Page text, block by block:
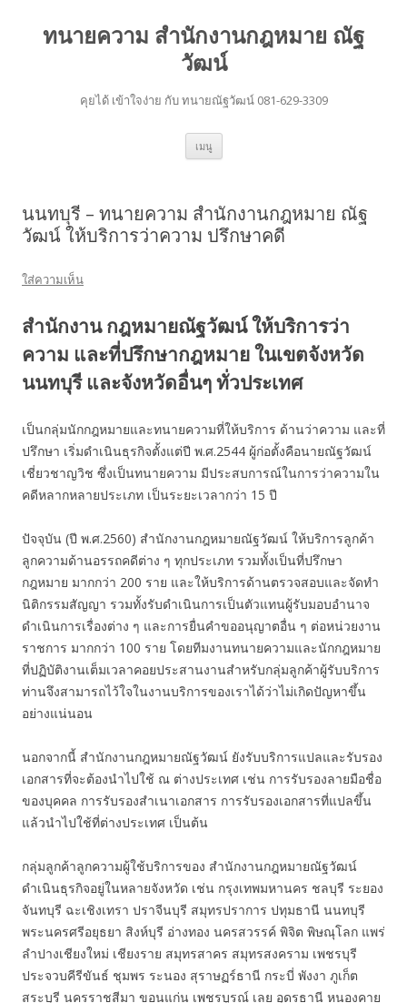
ทนายความ สำนักงานกฎหมาย ณัฐ
วัฒน์
คุยได้ เข้าใจง่าย กับ ทนายณัฐวัฒน์ 081-629-3309
เมนู ข้าม
ยัง
นนทบุรี – ทนายความ สำนักงานกฎหมาย ณัฐ
วัฒน์ ให้บริการว่าความ ปรึกษาคดี
ใส่ความเห็น
สำนักงาน กฎหมายณัฐวัฒน์ ให้บริการว่า
ความ และที่ปรึกษากฎหมาย ในเขตจังหวัด
นนทบุรี และจังหวัดอื่นๆ ทั่วประเทศ
เป็นกลุ่มนักกฎหมายและทนายความที่ให้บริการ ด้านว่าความ และที่
ปรึกษา เริ่มดำเนินธุรกิจตั้งแต่ปี พ.ศ.2544 ผู้ก่อตั้งคือนายณัฐวัฒน์
เชี่ยวชาญวิช ซึ่งเป็นทนายความ มีประสบการณ์ในการว่าความใน
คดีหลากหลายประเภท เป็นระยะเวลากว่า 15 ปี
ปัจจุบัน (ปี พ.ศ.2560) สำนักงานกฎหมายณัฐวัฒน์ ให้บริการลูกค้า
ลูกความด้านอรรถคดีต่าง ๆ ทุกประเภท รวมทั้งเป็นที่ปรึกษา
กฎหมาย มากกว่า 200 ราย และให้บริการด้านตรวจสอบและจัดทำ
นิติกรรมสัญญา รวมทั้งรับดำเนินการเป็นตัวแทนผู้รับมอบอำนาจ
ดำเนินการเรื่องต่าง ๆ และการยื่นคำขออนุญาตอื่น ๆ ต่อหน่วยงาน
ราชการ มากกว่า 100 ราย โดยทีมงานทนายความและนักกฎหมาย
ที่ปฏิบัติงานเต็มเวลาคอยประสานงานสำหรับกลุ่มลูกค้าผู้รับบริการ
ท่านจึงสามารถไว้ใจในงานบริการของเราได้ว่าไม่เกิดปัญหาขึ้น
อย่างแน่นอน
นอกจากนี้ สำนักงานกฎหมายณัฐวัฒน์ ยังรับบริการแปลและรับรอง
เอกสารที่จะต้องนำไปใช้ ณ ต่างประเทศ เช่น การรับรองลายมือชื่อ
ของบุคคล การรับรองสำเนาเอกสาร การรับรองเอกสารที่แปลขึ้น
แล้วนำไปใช้ที่ต่างประเทศ เป็นต้น
กลุ่มลูกค้าลูกความผู้ใช้บริการของ สำนักงานกฎหมายณัฐวัฒน์
ดำเนินธุรกิจอยู่ในหลายจังหวัด เช่น กรุงเทพมหานคร ชลบุรี ระยอง
จันทบุรี ฉะเชิงเทรา ปราจีนบุรี สมุทรปราการ ปทุมธานี นนทบุรี
พระนครศรีอยุธยา สิงห์บุรี อ่างทอง นครสวรรค์ พิจิต พิษณุโลก แพร่
ลำปางเชียงใหม่ เชียงราย สมุทรสาคร สมุทรสงคราม เพชรบุรี
ประจวบคีรีขันธ์ ชุมพร ระนอง สุราษฏร์ธานี กระบี่ พังงา ภูเก็ต
สระบุรี นครราชสีมา ขอนแก่น เพชรบูรณ์ เลย อุดรธานี หนองคาย